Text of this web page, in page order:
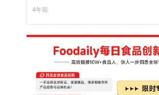
天开启粉红的味觉之旅。
4年前